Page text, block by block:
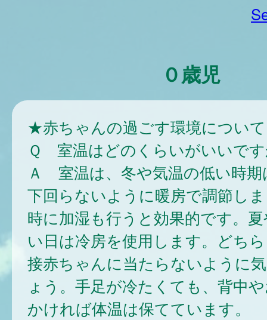
０歳児
★赤ちゃんの過ごす環境について
Ｑ 室温はどのくらいがいいで
Ａ 室温は、冬や気温の低い時期
下回らないように暖房で調節し
時に加湿も行うと効果的です。
い日は冷房を使用します。どち
接赤ちゃんに当たらないように
ょう。手足が冷たくても、背中
かければ体温は保てています。